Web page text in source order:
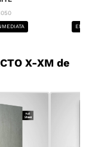
X-XM de